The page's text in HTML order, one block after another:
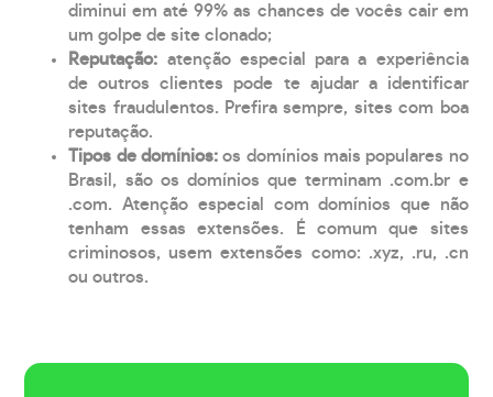
diminui em até 99% as chances de vocês cair em
um golpe de site clonado;
Reputação: atenção especial para a experiência
de outros clientes pode te ajudar a identificar
sites fraudulentos. Prefira sempre, sites com boa
reputação.
Tipos de domínios:os domínios mais populares no
Brasil, são os domínios que terminam .com.br e
.com. Atenção especial com domínios que não
tenham essas extensões. É comum que sites
criminosos, usem extensões como: .xyz, .ru, .cn
ou outros.